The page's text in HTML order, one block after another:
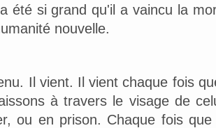
été si grand qu'il a vaincu la
nouvelle.
Il vient. Il vient chaque fois
à travers le visage de
ou en prison. Chaque fois